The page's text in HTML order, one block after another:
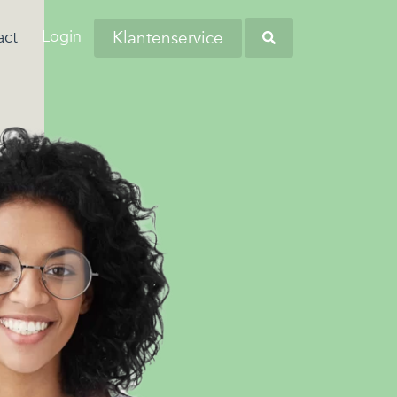
Dit komt
de woonlasten in
hoog zijn…
kampen met
persoonlijke financiële
zorgen?
en andere
omtrent
regio's. Kom bij ons
en wellicht word jij onze
collega!
Login Klantenservice